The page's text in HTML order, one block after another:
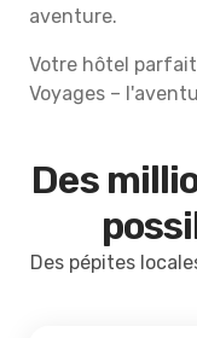
aventure.
Votre hôtel
Voyages –
Des
Des pépites